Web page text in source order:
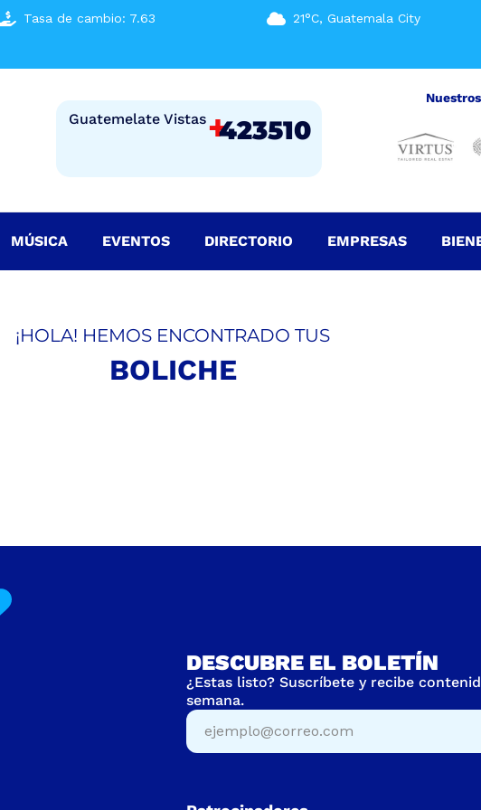
Tasa de cambio: 7.63 21°C, Guatemala City
Guatemelate Vistas +423510
MÚSICA EVENTOS DIRECTORIO EMPRESAS
¡HOLA! HEMOS ENCONTRADO TUS
BOLICHE
DESCUBRE EL BOLETÍN
¿Estas listo? Suscríbete y recibe
semana.